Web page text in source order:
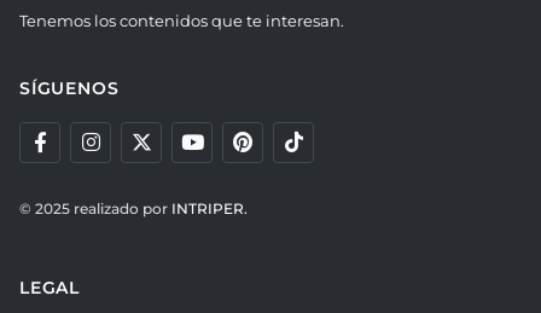
Tenemos los contenidos que te interesan.
SÍGUENOS
© 2025 realizado por INTRIPER.
LEGAL